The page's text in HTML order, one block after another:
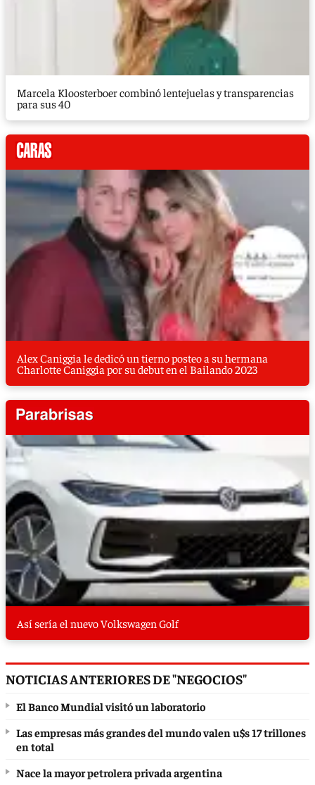
Marcela Kloosterboer combinó lentejuelas y transparencias
para sus 40
Alex Caniggia le dedicó un tierno posteo a su hermana
Charlotte Caniggia por su debut en el Bailando 2023
Así sería el nuevo Volkswagen Golf
NOTICIAS ANTERIORES DE "NEGOCIOS"
El Banco Mundial visitó un laboratorio
Las empresas más grandes del mundo valen u$s 17 trillones
en total
Nace la mayor petrolera privada argentina